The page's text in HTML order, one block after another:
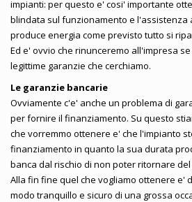
impianti: per questo e' cosi' importante
blindata sul funzionamento e l'assistenza
produce energia come previsto tutto si
Ed e' ovvio che rinunceremo all'impresa
legittime garanzie che cerchiamo.
Le garanzie bancarie
Ovviamente c'e' anche un problema di
per fornire il finanziamento. Su questo
che vorremmo ottenere e' che l'impianto
finanziamento in quanto la sua durata
banca dal rischio di non poter ritornare
Alla fin fine quel che vogliamo ottenere e'
modo tranquillo e sicuro di una grossa